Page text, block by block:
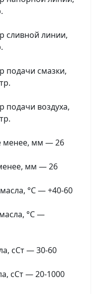
сливной линии,
подачи смазки,
подачи воздуха,
менее, мм — 26
мм — 26
°C — +40-60
°C —
сСт — 30-60
сСт — 20-1000